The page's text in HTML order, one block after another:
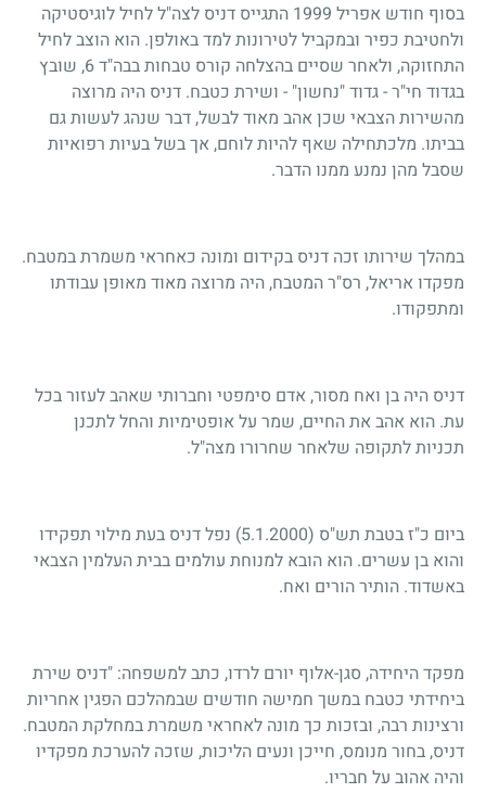
בסוף חודש אפריל 1999 התגייס דניס לצה"ל לחיל לוגיסטיקה
ולחטיבת כפיר ובמקביל לטירונות למד באולפן. הוא הוצב לחיל
התחזוקה, ולאחר שסיים בהצלחה קורס טבחות בבה"ד 6, שובץ
בגדוד חי"ר - גדוד "נחשון" - ושירת כטבח. דניס היה מרוצה
מהשירות הצבאי שכן אהב מאוד לבשל, דבר שנהג לעשות גם
בביתו. מלכתחילה שאף להיות לוחם, אך בשל בעיות רפואיות
שסבל מהן נמנע ממנו הדבר.
במהלך שירותו זכה דניס בקידום ומונה כאחראי משמרת במטבח.
מפקדו אריאל, רס"ר המטבח, היה מרוצה מאוד מאופן עבודתו
ומתפקודו.
דניס היה בן ואח מסור, אדם סימפטי וחברותי שאהב לעזור בכל
עת. הוא אהב את החיים, שמר על אופטימיות והחל לתכנן
תכניות לתקופה שלאחר שחרורו מצה"ל.
ביום כ"ז בטבת תש"ס (5.1.2000)
נפל דניס בעת מילוי תפקידו
והוא בן עשרים. הוא הובא למנוחת עולמים בבית העלמין הצבאי
באשדוד. הותיר הורים ואח.
מפקד היחידה, סגן-אלוף יורם לרדו, כתב למשפחה: "דניס שירת
ביחידתי כטבח במשך חמישה חודשים שבמהלכם הפגין אחריות
ורצינות רבה, ובזכות כך מונה לאחראי משמרת במחלקת המטבח.
דניס, בחור מנומס, חייכן ונעים הליכות, שזכה להערכת מפקדיו
והיה אהוב על חבריו.